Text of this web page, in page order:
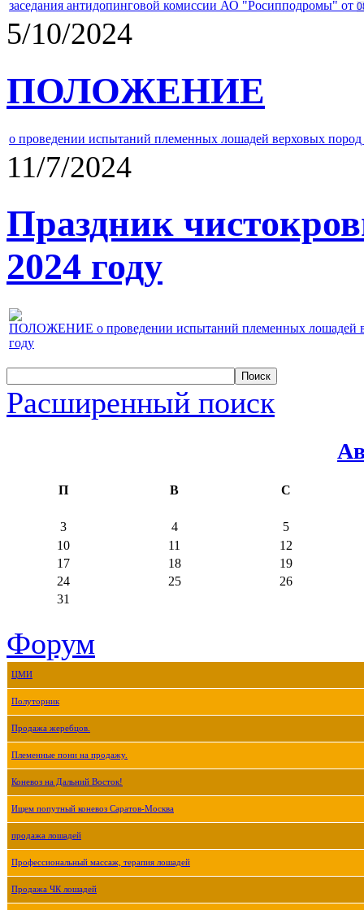
заседания антидопинговой комиссии АО "Росипподромы" от
5/10/2024
ПОЛОЖЕНИЕ
о проведении испытаний племенных лошадей верховых
11/7/2024
Праздник
2024 году
ПОЛОЖЕНИЕ о проведении испытаний племенных лошадей
году
Расширенный поиск
П В С
3 4
5
10
11
12
17
18
19
24
25
26
31
Форум
ЦМИ
Полуторник
Продажа жеребцов.
Племенные пони на продажу.
Коневоз на Дальний Восток!
Ищем попутный коневоз Саратов-Москва
продажа лошадей
Профессиональный массаж, терапия лошадей
Продажа ЧК лошадей